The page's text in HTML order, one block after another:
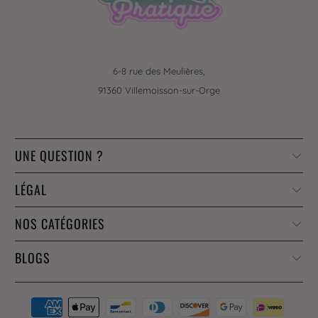
6-8 rue des Meulières,
91360 Villemoisson-sur-Orge
UNE QUESTION ?
LÉGAL
NOS CATÉGORIES
BLOGS